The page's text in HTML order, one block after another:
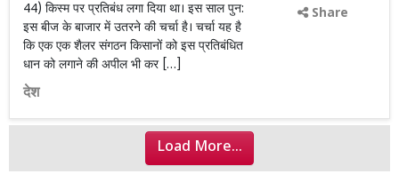
44) किस्म पर प्रतिबंध लगा दिया था। इस साल पुन:
इस बीज के बाजार में उतरने की चर्चा है। चर्चा यह है
कि एक एक शैलर संगठन किसानों को इस प्रतिबंधित
धान को लगाने की अपील भी कर […]
देश
Share
Load More...